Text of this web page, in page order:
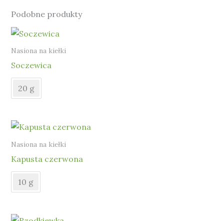
Podobne produkty
Nasiona na kiełki
Soczewica
20 g
Nasiona na kiełki
Kapusta czerwona
10 g